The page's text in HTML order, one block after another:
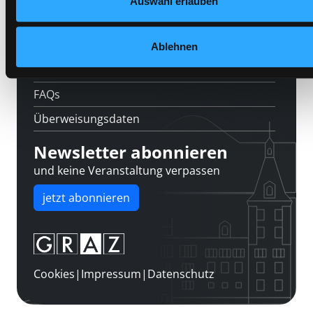
Ablehnen
Über uns
Medienwunsch
FAQs
Überweisungsdaten
Newsletter abonnieren
und keine Veranstaltung verpassen
jetzt abonnieren
Cookies| Impressum| Datenschutz